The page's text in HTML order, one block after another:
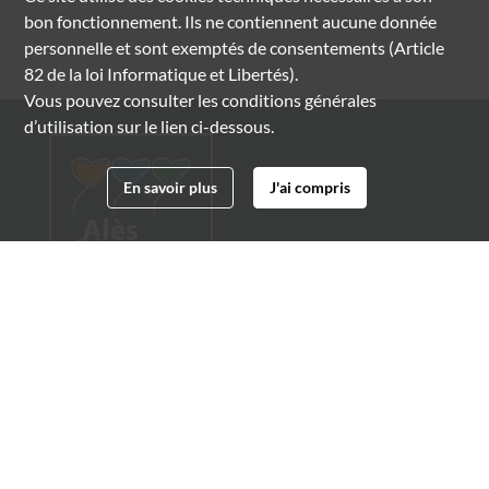
bon fonctionnement. Ils ne contiennent aucune donnée
personnelle et sont exemptés de consentements (Article
82 de la loi Informatique et Libertés).
Vous pouvez consulter les conditions générales
d’utilisation sur le lien ci-dessous.
En savoir plus J'ai compris